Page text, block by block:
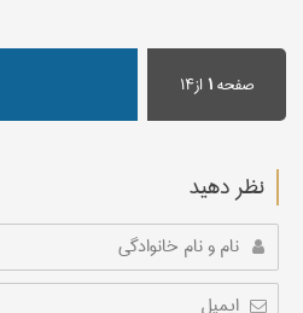
صفحه۱ از۱۴
نظر دهید